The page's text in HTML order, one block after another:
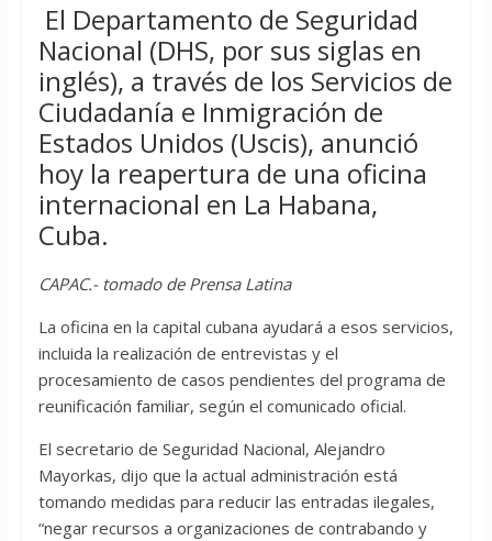
El Departamento de Seguridad
Nacional (DHS, por sus siglas en
inglés), a través de los Servicios de
Ciudadanía e Inmigración de
Estados Unidos (Uscis), anunció
hoy la reapertura de una oficina
internacional en La Habana,
Cuba.
CAPAC.- tomado de Prensa Latina
La oficina en la capital cubana ayudará a esos servicios,
incluida la realización de entrevistas y el
procesamiento de casos pendientes del programa de
reunificación familiar, según el comunicado oficial.
El secretario de Seguridad Nacional, Alejandro
Mayorkas, dijo que la actual administración está
tomando medidas para reducir las entradas ilegales,
“negar recursos a organizaciones de contrabando y